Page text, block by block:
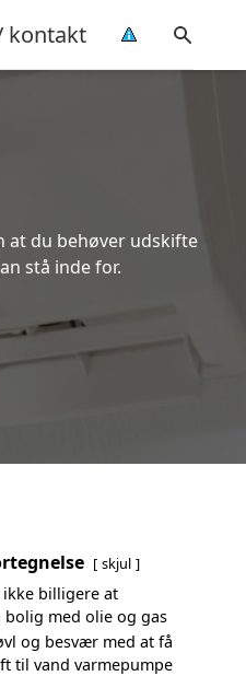
kontakt
at du behøver udskifte
stå inde for.
skjul
billigere at
bolig med olie og gas
og besvær med at få
til vand varmepumpe